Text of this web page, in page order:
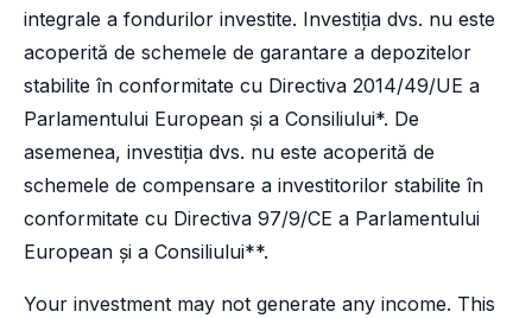
integrale a fondurilor investite. Investiția dvs. nu este
acoperită de schemele de garantare a depozitelor
stabilite în conformitate cu Directiva 2014/49/UE a
Parlamentului European și a Consiliului*. De
asemenea, investiția dvs. nu este acoperită de
schemele de compensare a investitorilor stabilite în
conformitate cu Directiva 97/9/CE a Parlamentului
European și a Consiliului**.
Your investment may not generate any income. This